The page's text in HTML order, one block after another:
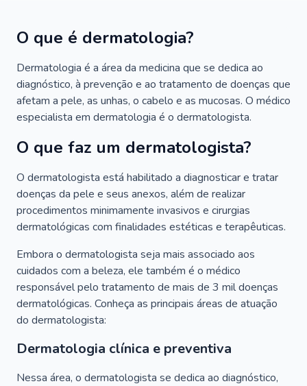
O que é dermatologia?
Dermatologia é a área da medicina que se dedica ao
diagnóstico, à prevenção e ao tratamento de doenças que
afetam a pele, as unhas, o cabelo e as mucosas. O médico
especialista em dermatologia é o dermatologista.
O que faz um dermatologista?
O dermatologista está habilitado a diagnosticar e tratar
doenças da pele e seus anexos, além de realizar
procedimentos minimamente invasivos e cirurgias
dermatológicas com finalidades estéticas e terapêuticas.
Embora o dermatologista seja mais associado aos
cuidados com a beleza, ele também é o médico
responsável pelo tratamento de mais de 3 mil doenças
dermatológicas. Conheça as principais áreas de atuação
do dermatologista:
Dermatologia clínica e preventiva
Nessa área, o dermatologista se dedica ao diagnóstico,